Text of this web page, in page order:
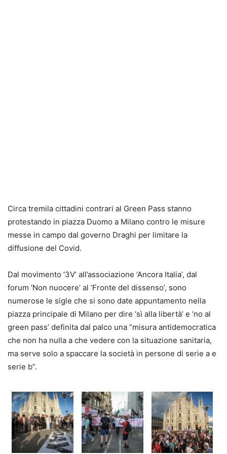
Circa tremila cittadini contrari al Green Pass stanno
protestando in piazza Duomo a Milano contro le misure
messe in campo dal governo Draghi per limitare la
diffusione del Covid.
Dal movimento ‘3V’ all’associazione ‘Ancora Italia’, dal
forum ‘Non nuocere’ al ‘Fronte del dissenso’, sono
numerose le sigle che si sono date appuntamento nella
piazza principale di Milano per dire ‘sì alla libertà’ e ‘no al
green pass’ definita dal palco una “misura antidemocratica
che non ha nulla a che vedere con la situazione sanitaria,
ma serve solo a spaccare la società in persone di serie a e
serie b”.